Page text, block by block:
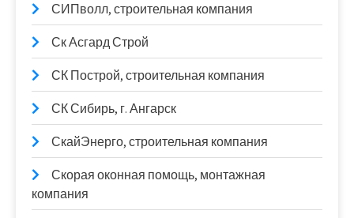
СИПволл, строительная компания
Ск Асгард Строй
СК Построй, строительная компания
СК Сибирь, г. Ангарск
СкайЭнерго, строительная компания
Скорая оконная помощь, монтажная
компания